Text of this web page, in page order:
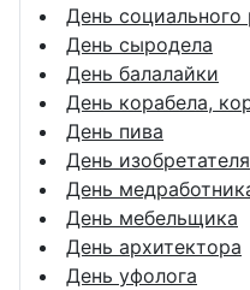
День социального
День сыродела
День балалайки
День корабела,
День пива
День изобретателя
День
День мебельщика
День архитектора
День уфолога